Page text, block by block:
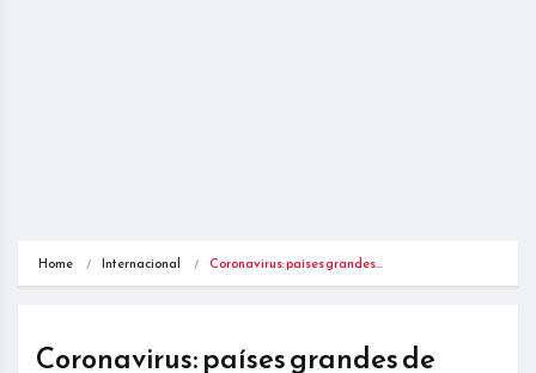
Home Internacional Coronavirus: países grandes…
Coronavirus: países grandes de